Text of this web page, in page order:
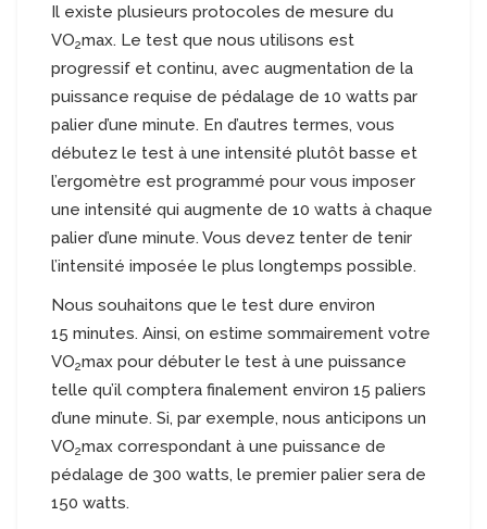
Il existe plusieurs protocoles de mesure du
VO2max. Le test que nous utilisons est
progressif et continu, avec augmentation de la
puissance requise de pédalage de 10 watts par
palier d’une minute. En d’autres termes, vous
débutez le test à une intensité plutôt basse et
l’ergomètre est programmé pour vous imposer
une intensité qui augmente de 10 watts à chaque
palier d’une minute. Vous devez tenter de tenir
l’intensité imposée le plus longtemps possible.
Nous souhaitons que le test dure environ
15 minutes. Ainsi, on estime sommairement votre
VO2max pour débuter le test à une puissance
telle qu’il comptera finalement environ 15 paliers
d’une minute. Si, par exemple, nous anticipons un
VO2max correspondant à une puissance de
pédalage de 300 watts, le premier palier sera de
150 watts.